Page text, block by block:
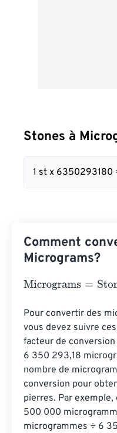
Stones à
1 st x 6350293180
Comment
Micrograms?
Micrograms=Stones×
Pour convertir des
vous devez suivre
facteur de conversion
6 350 293,18
nombre de
conversion pour
pierres. Par exemple,
500 000
microgrammes ÷ 6